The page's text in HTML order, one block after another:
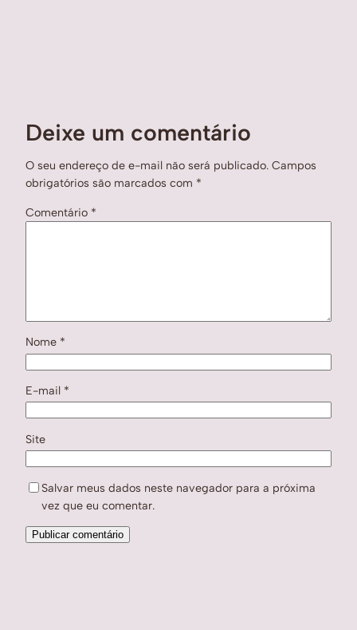
Deixe um comentário
O seu endereço de e-mail não será publicado. Campos
obrigatórios são marcados com *
Comentário *
Nome *
E-mail *
Site
Salvar meus dados neste navegador para a próxima
vez que eu comentar.